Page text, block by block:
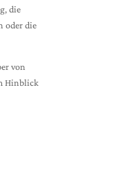
die
oder die
von
Hinblick